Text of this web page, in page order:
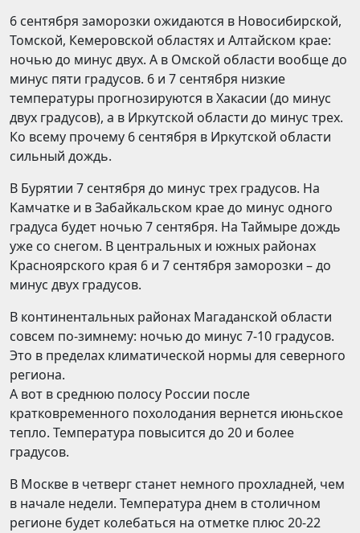
6 сентября заморозки ожидаются в Новосибирской,
Томской, Кемеровской областях и Алтайском крае:
ночью до минус двух. А в Омской области вообще до
минус пяти градусов. 6 и 7 сентября низкие
температуры прогнозируются в Хакасии (до минус
двух градусов), а в Иркутской области до минус трех.
Ко всему прочему 6 сентября в Иркутской области
сильный дождь.
В Бурятии 7 сентября до минус трех градусов. На
Камчатке и в Забайкальском крае до минус одного
градуса будет ночью 7 сентября. На Таймыре дождь
уже со снегом. В центральных и южных районах
Красноярского края 6 и 7 сентября заморозки – до
минус двух градусов.
В континентальных районах Магаданской области
совсем по-зимнему: ночью до минус 7-10 градусов.
Это в пределах климатической нормы для северного
региона.
А вот в среднюю полосу России после
кратковременного похолодания вернется июньское
тепло. Температура повысится до 20 и более
градусов.
В Москве в четверг станет немного прохладней, чем
в начале недели. Температура днем в столичном
регионе будет колебаться на отметке плюс 20-22